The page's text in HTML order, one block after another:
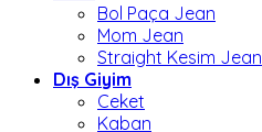
Bol Paça Jean
Mom Jean
Straight Kesim Jean
Dış Giyim
Ceket
Kaban